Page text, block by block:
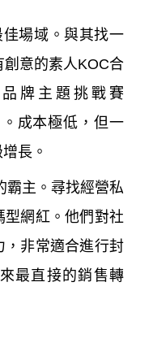
場域。與其找一
意的素人KOC合
牌主題挑戰賽
。成本極低，但一
長。
霸主。尋找經營私
型網紅。他們對社
，非常適合進行封
最直接的銷售轉